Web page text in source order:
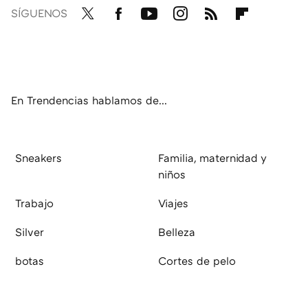
SÍGUENOS
En Trendencias hablamos de...
Sneakers
Familia, maternidad y
niños
Trabajo Viajes
Silver Belleza
botas Cortes de pelo